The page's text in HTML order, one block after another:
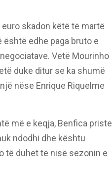
skadon këtë të martë
është edhe paga bruto e
Vetë Mourinho
duke ditur se ka shumë
nëse Enrique Riquelme
më e keqja, Benfica priste
ndodhi dhe kështu
të duhet të nisë sezonin e